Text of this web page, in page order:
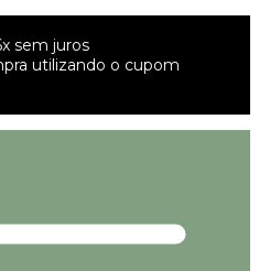
sem juros
utilizando o cupom